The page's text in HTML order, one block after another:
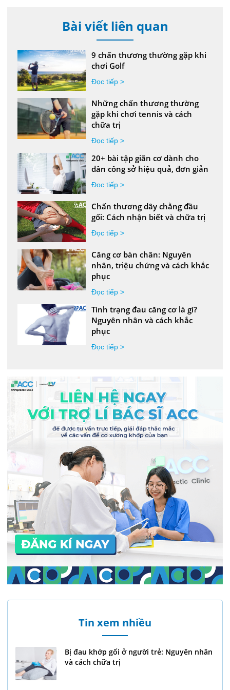
Bài viết liên quan
9 chấn thương thường gặp khi
chơi Golf
Đọc tiếp >
Những chấn thương thường
gặp khi chơi tennis và cách
chữa trị
Đọc tiếp >
20+ bài tập giãn cơ dành cho
dân công sở hiệu quả, đơn giản
Đọc tiếp >
Chấn thương dây chằng đầu
gối: Cách nhận biết và chữa trị
Đọc tiếp >
Căng cơ bàn chân: Nguyên
nhân, triệu chứng và cách khắc
phục
Đọc tiếp >
Tình trạng đau căng cơ là gì?
Nguyên nhân và cách khắc
phục
Đọc tiếp >
Tin xem nhiều
Bị đau khớp gối ở người trẻ: Nguyên nhân
và cách chữa trị